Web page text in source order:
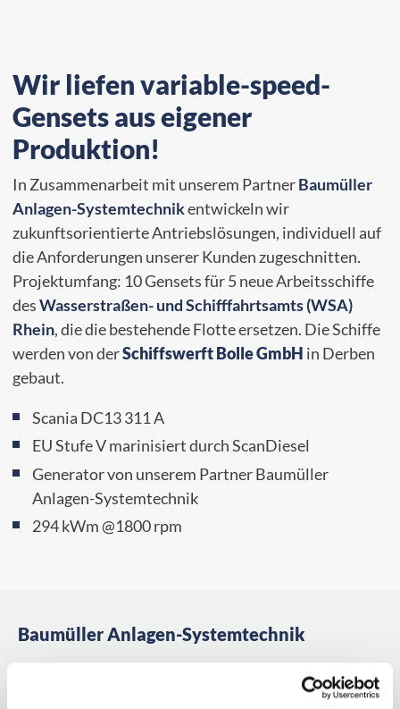
Wir liefen variable-speed-
Gensets aus eigener
Produktion!
In Zusammenarbeit mit unserem PartnerBaumüller
Anlagen-Systemtechnikentwickeln wir
zukunftsorientierte Antriebslösungen, individuell auf
die Anforderungen unserer Kunden zugeschnitten.
Projektumfang: 10 Gensets für 5 neue Arbeitsschiffe
desWasserstraßen- und Schifffahrtsamts (WSA)
Rhein, die die bestehende Flotte ersetzen. Die Schiffe
werden von derSchiffswerft Bolle GmbH in Derben
gebaut.
Scania DC13 311 A
EU Stufe V marinisiert durch ScanDiesel
Generator von unserem Partner Baumüller
Anlagen-Systemtechnik
294 kWm @1800 rpm
Baumüller Anlagen-Systemtechnik